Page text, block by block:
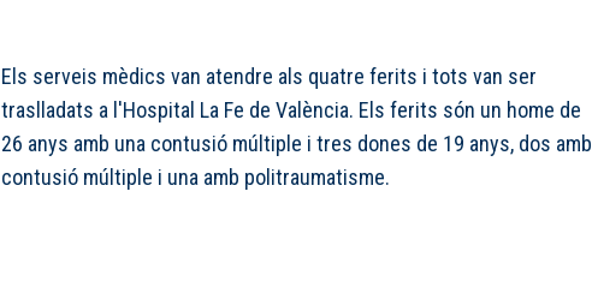
Els serveis mèdics van atendre als quatre ferits i tots van ser
traslladats a l'Hospital La Fe de València. Els ferits són un home de
26 anys amb una contusió múltiple i tres dones de 19 anys, dos amb
contusió múltiple i una amb politraumatisme.